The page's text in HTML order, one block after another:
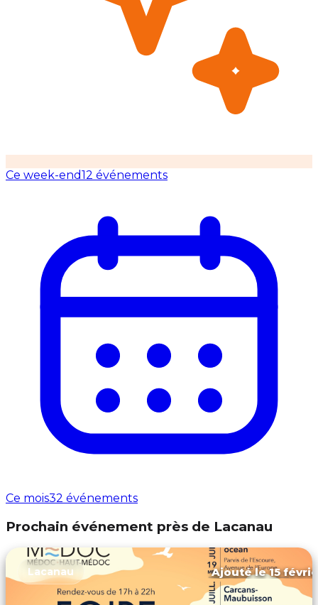
Ce week-end12 événements
Ce mois32 événements
Prochain événement près de Lacanau
Lacanau Ajouté le 15